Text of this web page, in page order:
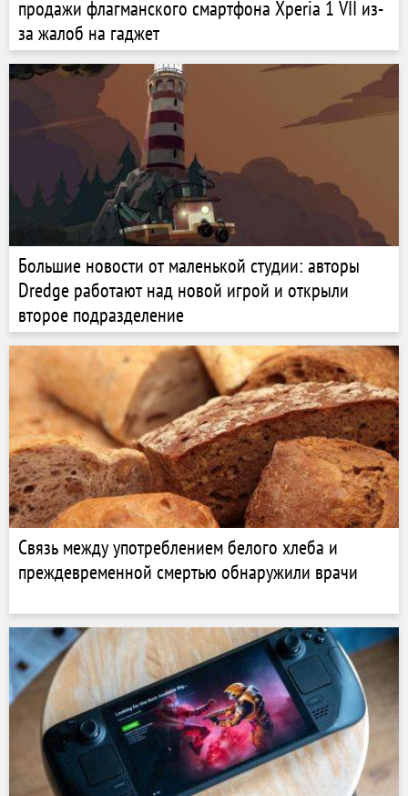
продажи флагманского смартфона Xperia 1 VII из-
за жалоб на гаджет
Большие новости от маленькой студии: авторы
Dredge работают над новой игрой и открыли
второе подразделение
Связь между употреблением белого хлеба и
преждевременной смертью обнаружили врачи